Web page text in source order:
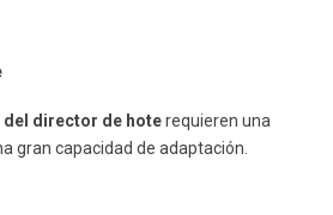
del director de hoterequieren una
gran capacidad de adaptación.